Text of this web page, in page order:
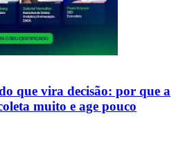
que vira decisão: por que a
muito e age pouco